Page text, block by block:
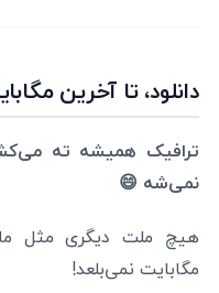
دانلود، تا آخرین
ترافیک همیشه ته
نمی‌شه 😄
هیچ ملت دیگری مثل ما
مگابایت نمی‌بلعد!